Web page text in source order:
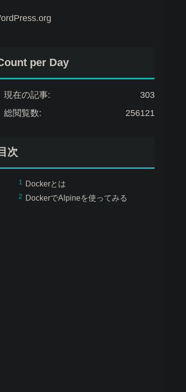
per Day
303
現在の記事:
256121
総閲覧数:
次
Dockerとは
DockerでAlpineを使ってみる